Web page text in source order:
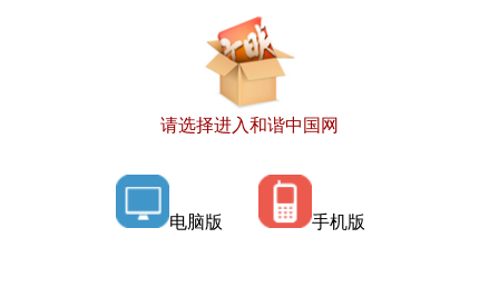
请选择进入和谐中国网
电脑版 手机版